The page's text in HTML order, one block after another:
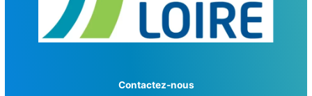
Contactez-nous